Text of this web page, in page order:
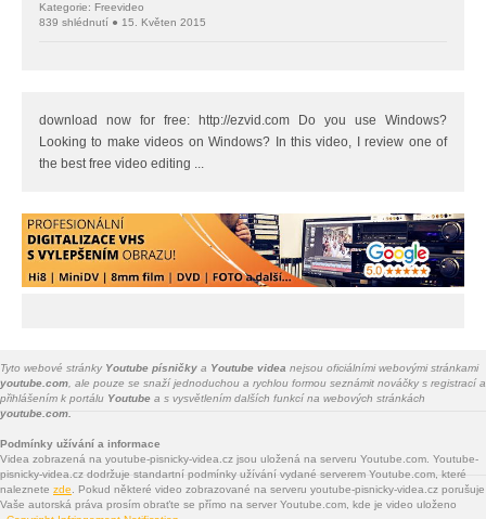
Kategorie: Freevideo
839 shlédnutí ● 15. Květen 2015
download now for free: http://ezvid.com Do you use Windows?
Looking to make videos on Windows? In this video, I review one of
the best free video editing ...
Tyto webové stránky Youtube písničky a Youtube videa nejsou oficiálními webovými stránkami
youtube.com , ale pouze se snaží jednoduchou a rychlou formou seznámit nováčky s registrací a
přihlášením k portálu Youtube a s vysvětlením dalších funkcí na webových stránkách
youtube.com.
Podmínky užívání a informace
Videa zobrazená na youtube-pisnicky-videa.cz jsou uložená na serveru Youtube.com. Youtube-
pisnicky-videa.cz dodržuje standartní podmínky užívání vydané serverem Youtube.com, které
naleznete zde . Pokud některé video zobrazované na serveru youtube-pisnicky-videa.cz porušuje
Vaše autorská práva prosím obraťte se přímo na server Youtube.com, kde je video uloženo